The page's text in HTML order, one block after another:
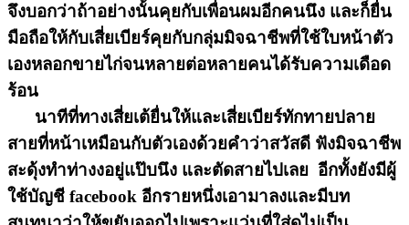
จึงบอกว่าถ้าอย่างนั้นคุยกับเพื่อนผมอีกคนนึง และก็ยื่น
มือถือให้กับเสี่ยเบียร์คุยกับกลุ่มมิจฉาชีพที่ใช้ใบหน้าตัว
เองหลอกขายไก่จนหลายต่อหลายคนได้รับความเดือด
ร้อน
นาทีที่ทางเสี่ยเต้ยื่นให้และเสี่ยเบียร์ทักทายปลาย
สายที่หน้าเหมือนกับตัวเองด้วยคำว่าสวัสดี ฟังมิจฉาชีพ
สะดุ้งทำท่างงอยู่แป๊บนึง และตัดสายไปเลย อีกทั้งยังมีผู้
ใช้บัญชี facebook อีกรายหนึ่งเอามาลงและมีบท